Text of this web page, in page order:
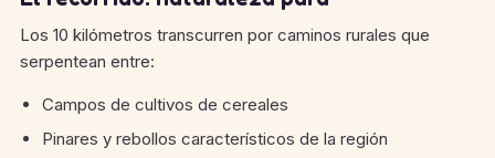
Los 10 kilómetros transcurren por caminos rurales que
serpentean entre:
Campos de cultivos de cereales
Pinares y rebollos característicos de la región